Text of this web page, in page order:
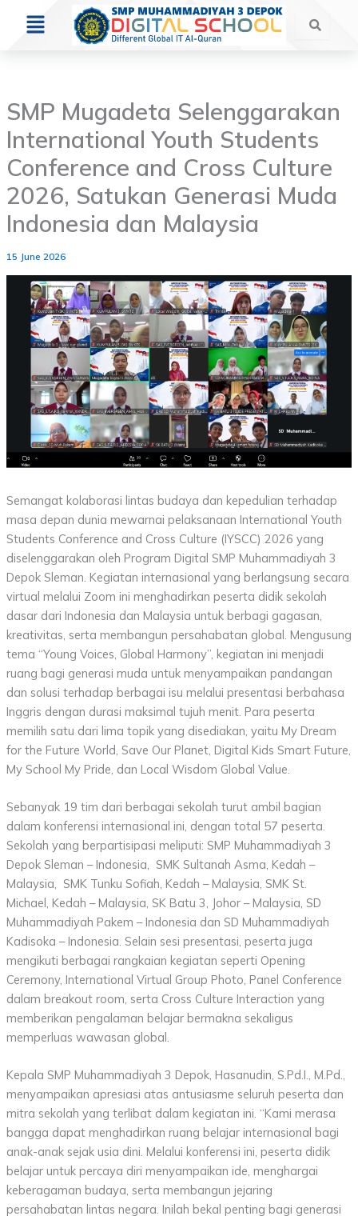
Menu
SMP Mugadeta Selenggarakan
International Youth Students
Conference and Cross Culture
2026, Satukan Generasi Muda
Indonesia dan Malaysia
15 June 2026
Semangat kolaborasi lintas budaya dan kepedulian terhadap
masa depan dunia mewarnai pelaksanaan International Youth
Students Conference and Cross Culture (IYSCC) 2026 yang
diselenggarakan oleh Program Digital SMP Muhammadiyah 3
Depok Sleman. Kegiatan internasional yang berlangsung secara
virtual melalui Zoom ini menghadirkan peserta didik sekolah
dasar dari Indonesia dan Malaysia untuk berbagi gagasan,
kreativitas, serta membangun persahabatan global. Mengusung
tema “Young Voices, Global Harmony”, kegiatan ini menjadi
ruang bagi generasi muda untuk menyampaikan pandangan
dan solusi terhadap berbagai isu melalui presentasi berbahasa
Inggris dengan durasi maksimal tujuh menit. Para peserta
memilih satu dari lima topik yang disediakan, yaitu My Dream
for the Future World, Save Our Planet, Digital Kids Smart Future,
My School My Pride, dan Local Wisdom Global Value.
Sebanyak 19 tim dari berbagai sekolah turut ambil bagian
dalam konferensi internasional ini, dengan total 57 peserta.
Sekolah yang berpartisipasi meliputi: SMP Muhammadiyah 3
Depok Sleman – Indonesia, SMK Sultanah Asma, Kedah –
Malaysia, SMK Tunku Sofiah, Kedah – Malaysia, SMK St.
Michael, Kedah – Malaysia, SK Batu 3, Johor – Malaysia, SD
Muhammadiyah Pakem – Indonesia dan SD Muhammadiyah
Kadisoka – Indonesia. Selain sesi presentasi, peserta juga
mengikuti berbagai rangkaian kegiatan seperti Opening
Ceremony, International Virtual Group Photo, Panel Conference
dalam breakout room, serta Cross Culture Interaction yang
memberikan pengalaman belajar bermakna sekaligus
memperluas wawasan global.
Kepala SMP Muhammadiyah 3 Depok, Hasanudin, S.Pd.I., M.Pd.,
menyampaikan apresiasi atas antusiasme seluruh peserta dan
mitra sekolah yang terlibat dalam kegiatan ini. “Kami merasa
bangga dapat menghadirkan ruang belajar internasional bagi
anak-anak sejak usia dini. Melalui konferensi ini, peserta didik
belajar untuk percaya diri menyampaikan ide, menghargai
keberagaman budaya, serta membangun jejaring
persahabatan lintas negara. Inilah bekal penting bagi generasi